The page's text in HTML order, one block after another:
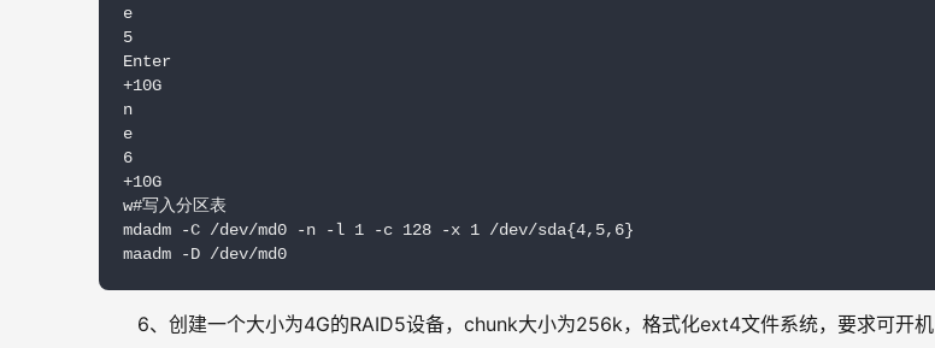
e
5
Enter
+10G
n
e
6
+10G
w#写入分区表
mdadm -C /dev/md0 -n -l 1 -c 128 -x 1 /dev/sda{4,5,6}
maadm -D /dev/md0
6、创建一个大小为4G的RAID5设备，chunk大小为256k，格式化ext4文件系统，要求可开机